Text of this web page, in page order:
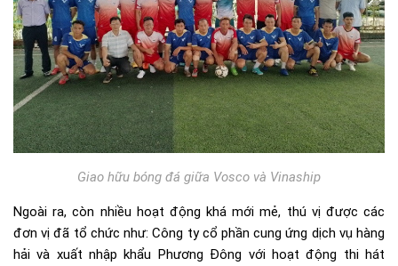
Giao hữu bóng đá giữa Vosco và Vinaship
Ngoài ra, còn nhiều hoạt động khá mới mẻ, thú vị được các
đơn vị đã tổ chức như: Công ty cổ phần cung ứng dịch vụ hàng
hải và xuất nhập khẩu Phương Đông với hoạt động thi hát